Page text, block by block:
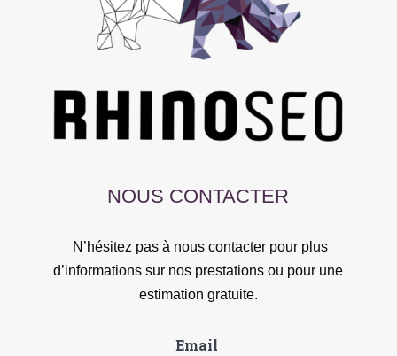
NOUS CONTACTER
N’hésitez pas à nous contacter pour plus
d’informations sur nos prestations ou pour une
estimation gratuite.
Email